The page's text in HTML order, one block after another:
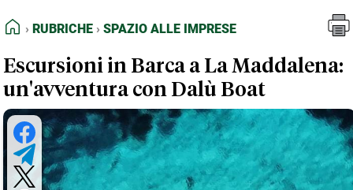
FEED RSS
NORMATIVE DEONTOLOGICHE
TERMINI e CONDIZIONI
Rubriche
Spazio alle Imprese
HOME
RUBRICHE SPAZIO ALLE IMPRESE
Escursioni in Barca a La Maddalena:
un'avventura con Dalù Boat